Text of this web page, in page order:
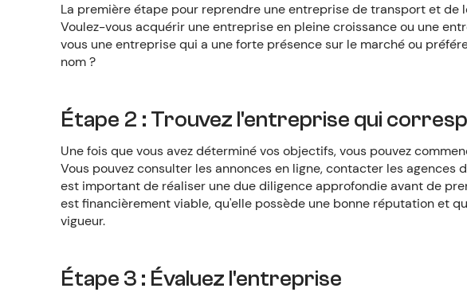
La première étape pour reprendre une entreprise de transport et
Voulez-vous acquérir une entreprise en pleine croissance ou une
vous une entreprise qui a une forte présence sur le marché ou
nom ?
Étape 2 : Trouvez l'entreprise qui
Une fois que vous avez déterminé vos objectifs, vous pouvez
Vous pouvez consulter les annonces en ligne, contacter les
est important de réaliser une due diligence approfondie avant de
est financièrement viable, qu'elle possède une bonne réputation et
vigueur.
Étape 3 : Évaluez l'entreprise